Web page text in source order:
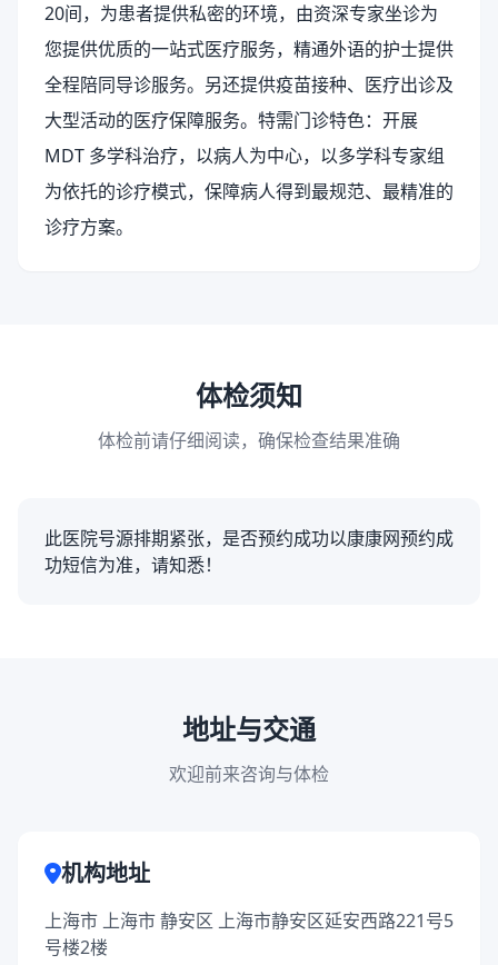
20间，为患者提供私密的环境，由资深专家坐诊为
您提供优质的一站式医疗服务，精通外语的护士提供
全程陪同导诊服务。另还提供疫苗接种、医疗出诊及
大型活动的医疗保障服务。特需门诊特色：开展
MDT 多学科治疗，以病人为中心，以多学科专家组
为依托的诊疗模式，保障病人得到最规范、最精准的
诊疗方案。
体检须知
体检前请仔细阅读，确保检查结果准确
此医院号源排期紧张，是否预约成功以康康网预约成
功短信为准，请知悉！
地址与交通
欢迎前来咨询与体检
机构地址
上海市 上海市 静安区 上海市静安区延安西路221号5
号楼2楼